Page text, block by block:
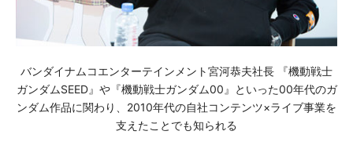
バンダイナムコエンターテインメント宮河恭夫社長 『機動戦士
ガンダムSEED』や『機動戦士ガンダム00』といった00年代のガ
ンダム作品に関わり、2010年代の自社コンテンツ×ライブ事業を
支えたことでも知られる